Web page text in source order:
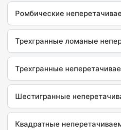
Ромбические
Трехгранные ломаные
Трехгранные
Шестигранные
Квадратные